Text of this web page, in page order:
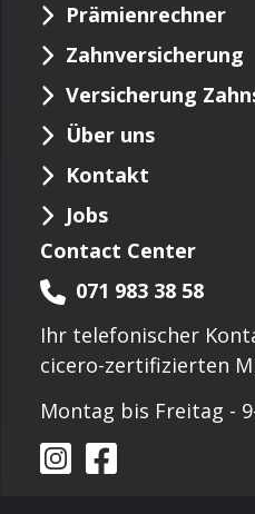
Prämienrechner
Zahnversicherung
Versicherung
Über uns
Kontakt
Jobs
Contact Center
071 983 38 58
Ihr telefonischer
cicero-zertifizierten
Montag bis Freitag -